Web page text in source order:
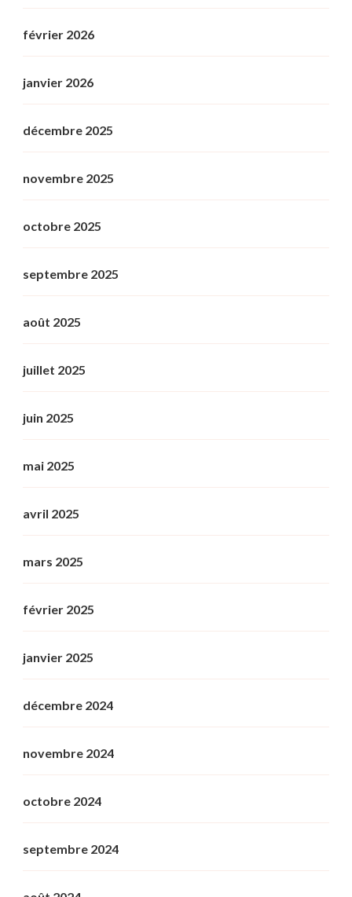
février 2026
janvier 2026
décembre 2025
novembre 2025
octobre 2025
septembre 2025
août 2025
juillet 2025
juin 2025
mai 2025
avril 2025
mars 2025
février 2025
janvier 2025
décembre 2024
novembre 2024
octobre 2024
septembre 2024